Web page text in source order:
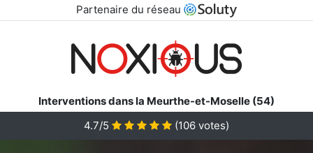
Partenaire du réseau
Interventions dans la Meurthe-et-Moselle (54)
4.7/5 (106 votes)